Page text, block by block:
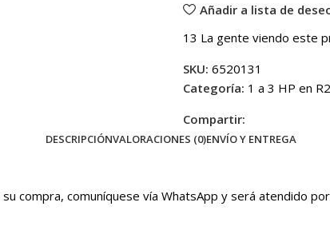
Añadir a lista de
13 La gente viendo este
SKU: 6520131
Categoría: 1 a 3 HP en
Compartir:
DESCRIPCIÓNVALORACIONES (0)ENVÍO Y ENTREGA
compra, comuníquese vía WhatsApp y será atendido